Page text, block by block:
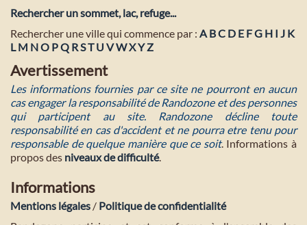
Rechercher un sommet, lac, refuge...
Rechercher une ville qui commence par : A BC D E FG H I J K
L M NO PQ R ST U VWXY Z
Avertissement
Les informations fournies par ce site ne pourront en aucun
cas engager la responsabilité de Randozone et des personnes
qui participent au site. Randozone décline toute
responsabilité en cas d'accident et ne pourra etre tenu pour
responsable de quelque manière que ce soit. Informations à
propos des niveaux de difficulté.
Informations
Mentions légales / Politique de confidentialité